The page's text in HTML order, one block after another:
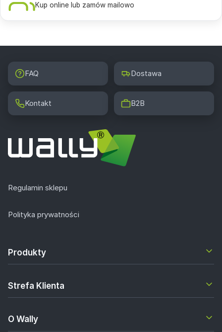
Kup online lub zamów mailowo
FAQ Dostawa
Kontakt B2B
Regulamin sklepu
Polityka prywatności
Produkty
Strefa Klienta
O Wally